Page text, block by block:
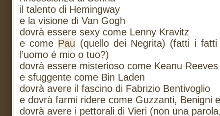
il talento di Hemingway
e la visione di Van Gogh
dovrà essere sexy come Lenny Kravitz
e come Pau (quello dei Negrita) (fatti i
l’uomo é mio o tuo?)
dovrà essere misterioso come Keanu Reeves
e sfuggente come Bin Laden
dovrà avere il fascino di Fabrizio Bentivoglio
e dovrà farmi ridere come Guzzanti, Benigni
dovrà avere i pettorali di Vieri (non una